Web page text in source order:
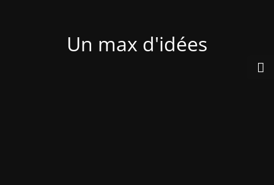
Un max d'idées